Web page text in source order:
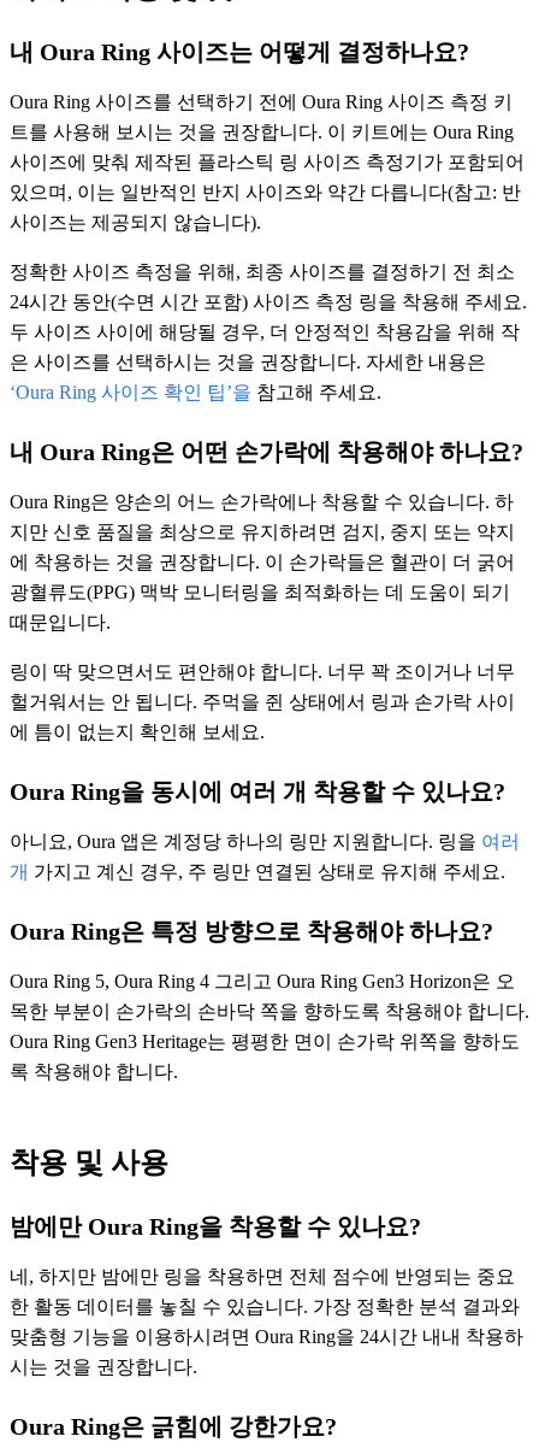
내 Oura Ring 사이즈는 어떻게 결정하나요?
Oura Ring 사이즈를 선택하기 전에 Oura Ring 사이즈 측정 키
트를 사용해 보시는 것을 권장합니다. 이 키트에는 Oura Ring
사이즈에 맞춰 제작된 플라스틱 링 사이즈 측정기가 포함되어
있으며, 이는 일반적인 반지 사이즈와 약간 다릅니다(참고: 반
사이즈는 제공되지 않습니다).
정확한 사이즈 측정을 위해, 최종 사이즈를 결정하기 전 최소
24시간 동안(수면 시간 포함) 사이즈 측정 링을 착용해 주세요.
두 사이즈 사이에 해당될 경우, 더 안정적인 착용감을 위해 작
은 사이즈를 선택하시는 것을 권장합니다. 자세한 내용은
‘Oura Ring 사이즈 확인 팁’을 참고해 주세요.
내 Oura Ring은 어떤 손가락에 착용해야 하나요?
Oura Ring은 양손의 어느 손가락에나 착용할 수 있습니다. 하
지만 신호 품질을 최상으로 유지하려면 검지, 중지 또는 약지
에 착용하는 것을 권장합니다. 이 손가락들은 혈관이 더 굵어
광혈류도(PPG) 맥박 모니터링을 최적화하는 데 도움이 되기
때문입니다.
링이 딱 맞으면서도 편안해야 합니다. 너무 꽉 조이거나 너무
헐거워서는 안 됩니다. 주먹을 쥔 상태에서 링과 손가락 사이
에 틈이 없는지 확인해 보세요.
Oura Ring을 동시에 여러 개 착용할 수 있나요?
아니요, Oura 앱은 계정당 하나의 링만 지원합니다. 링을 여러
개 가지고 계신 경우, 주 링만 연결된 상태로 유지해 주세요.
Oura Ring은 특정 방향으로 착용해야 하나요?
Oura Ring 5, Oura Ring 4 그리고 Oura Ring Gen3 Horizon은 오
목한 부분이 손가락의 손바닥 쪽을 향하도록 착용해야 합니다.
Oura Ring Gen3 Heritage는 평평한 면이 손가락 위쪽을 향하도
록 착용해야 합니다.
착용 및 사용
밤에만 Oura Ring을 착용할 수 있나요?
네, 하지만 밤에만 링을 착용하면 전체 점수에 반영되는 중요
한 활동 데이터를 놓칠 수 있습니다. 가장 정확한 분석 결과와
맞춤형 기능을 이용하시려면 Oura Ring을 24시간 내내 착용하
시는 것을 권장합니다.
Oura Ring은 긁힘에 강한가요?